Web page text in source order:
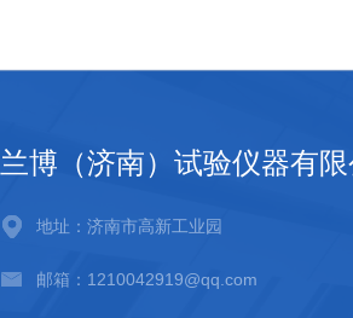
兰博（济南）试验仪器有限
地址：济南市高新工业园
邮箱：1210042919@qq.com